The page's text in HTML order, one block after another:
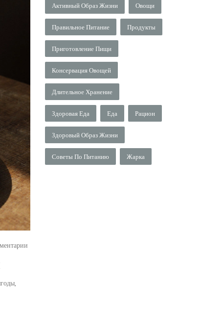
Активный Образ Жизни Овощи
Правильное Питание Продукты
Приготовление Пищи
Консервация Овощей
Длительное Хранение
Здоровая Еда Еда Рацион
Здоровый Образ Жизни
Советы По Питанию Жарка